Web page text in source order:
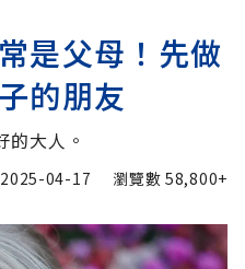
是父母！先做
的朋友
的大人。
2025-04-17 瀏覽數58,800+